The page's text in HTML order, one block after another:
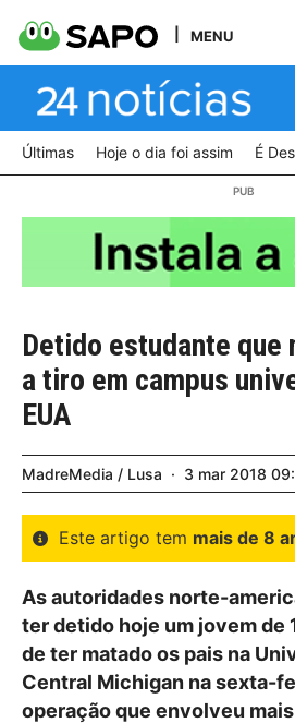
MENU
Últimas Hoje o dia foi assim É
Detido estudante que
a tiro em campus
EUA
MadreMedia / Lusa 3 mar 2018
Este artigo tem mais de 8
As autoridades norte-
ter detido hoje um jovem de
de ter matado os pais na
Central Michigan na sexta-
operação que envolveu